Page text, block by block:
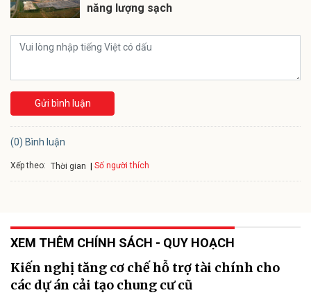
năng lượng sạch
Gửi bình luận
(0) Bình luận
Xếp theo: Thời gian Số người thích
XEM THÊM CHÍNH SÁCH - QUY HOẠCH
Kiến nghị tăng cơ chế hỗ trợ tài chính cho
các dự án cải tạo chung cư cũ